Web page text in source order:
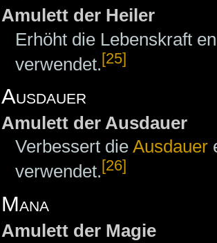
Amulett der Heiler
Erhöht die Lebenskraft
verwendet.[25]
Ausdauer
Amulett der Ausdauer
Verbessert die Ausdauer
verwendet.[26]
Mana
Amulett der Magie